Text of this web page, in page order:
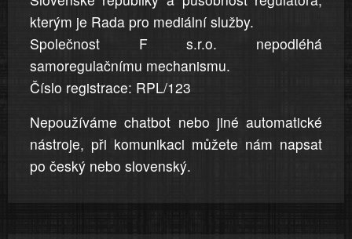
kterým je Rada pro mediální služby.
Společnost F s.r.o. nepodléhá
samoregulačnímu mechanismu.
Číslo registrace: RPL/123
Nepoužíváme chatbot nebo jiné automatické
nástroje, při komunikaci můžete nám napsat
po český nebo slovenský.